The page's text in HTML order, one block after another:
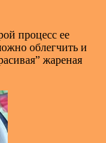
процесс ее
облегчить и
жареная